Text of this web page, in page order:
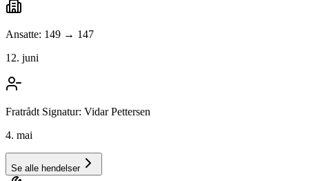
Ansatte: 149 → 147
12. juni
Fratrådt Signatur: Vidar Pettersen
4. mai
Se alle hendelser